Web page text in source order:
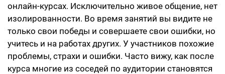
онлайн-курсах. Исключительно живое общение, нет
изолированности. Во время занятий вы видите не
только свои победы и совершаете свои ошибки, но
учитесь и на работах других. У участников похожие
проблемы, страхи и ошибки. Часто вижу, как после
курса многие из соседей по аудитории становятся